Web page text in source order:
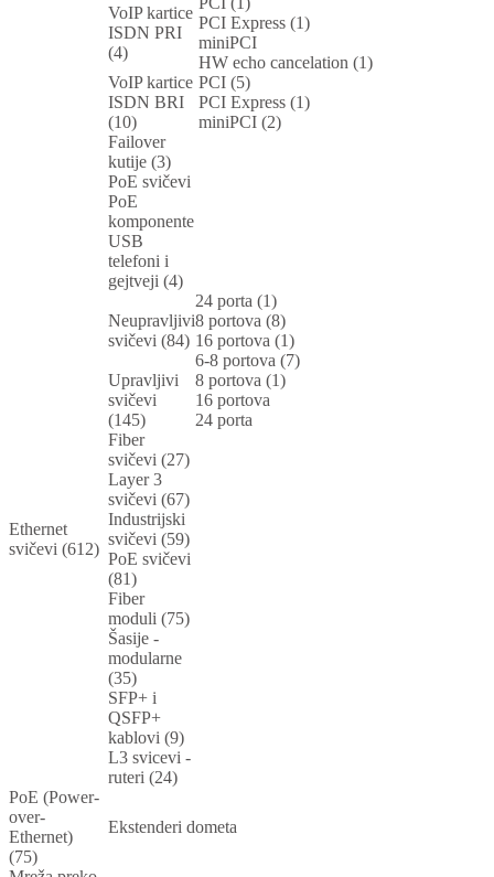
VoIP kartice
ISDN PRI
(4)
PCI Express (1)
miniPCI
HW echo cancelation (1)
VoIP kartice
ISDN BRI
(10)
PCI (5)
PCI Express (1)
miniPCI (2)
Failover
kutije (3)
PoE svičevi
PoE
komponente
USB
telefoni i
gejtveji (4)
Ethernet
svičevi (612)
Neupravljivi
svičevi (84)
24 porta (1)
8 portova (8)
16 portova (1)
6-8 portova (7)
Upravljivi
svičevi
(145)
8 portova (1)
16 portova
24 porta
Fiber
svičevi (27)
Layer 3
svičevi (67)
Industrijski
svičevi (59)
PoE svičevi
(81)
Fiber
moduli (75)
Šasije -
modularne
(35)
SFP+ i
QSFP+
kablovi (9)
L3 svicevi -
ruteri (24)
PoE (Power-
over-
Ethernet)
(75)
Ekstenderi dometa